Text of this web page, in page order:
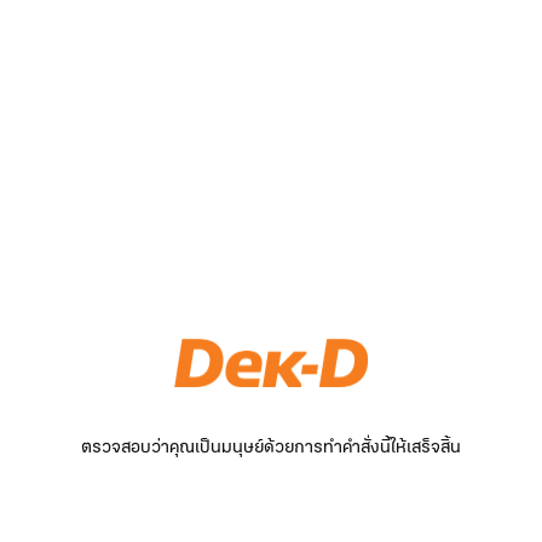
ตรวจสอบว่าคุณเป็นมนุษย์ด้วยการทำคำสั่งนี้ให้เสร็จสิ้น